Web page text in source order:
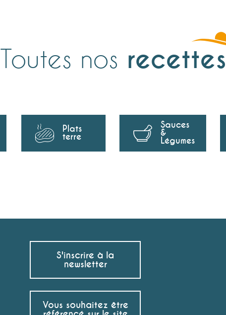
Toutes nos recettes
Plats
terre
Sauces
&
Légumes
S'inscrire à la
newsletter
Vous souhaitez être